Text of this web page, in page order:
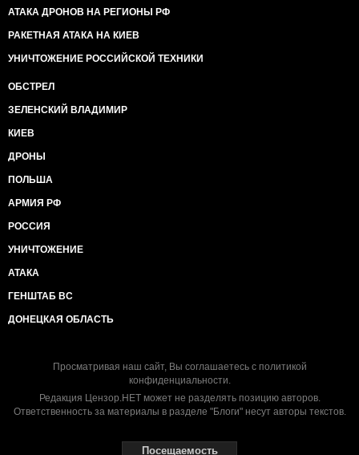
АТАКА ДРОНОВ НА РЕГИОНЫ РФ
РАКЕТНАЯ АТАКА НА КИЕВ
УНИЧТОЖЕНИЕ РОССИЙСКОЙ ТЕХНИКИ
ОБСТРЕЛ
ЗЕЛЕНСКИЙ ВЛАДИМИР
КИЕВ
ДРОНЫ
ПОЛЬША
АРМИЯ РФ
РОССИЯ
УНИЧТОЖЕНИЕ
АТАКА
ГЕНШТАБ ВС
ДОНЕЦКАЯ ОБЛАСТЬ
Просматривая наш сайт, Вы соглашаетесь с политикой
конфиденциальности.
Редакция Цензор.НЕТ может не разделять позицию авторов.
Ответственность за материалы в разделе "Блоги" несут авторы текстов.
Посещаемость